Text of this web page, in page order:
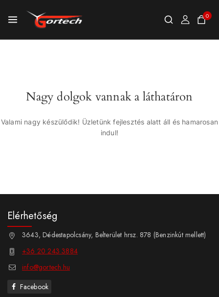
0
Nagy dolgok vannak a láthatáron
Valami nagy készülődik! Üzletünk fejlesztés alatt áll és hamarosan
indul!
Elérhetőség
3643, Dédestapolcsány, Belterület hrsz. 878 (Benzinkút mellett)
+36 20 243 3884
info@gortech.hu
Facebook